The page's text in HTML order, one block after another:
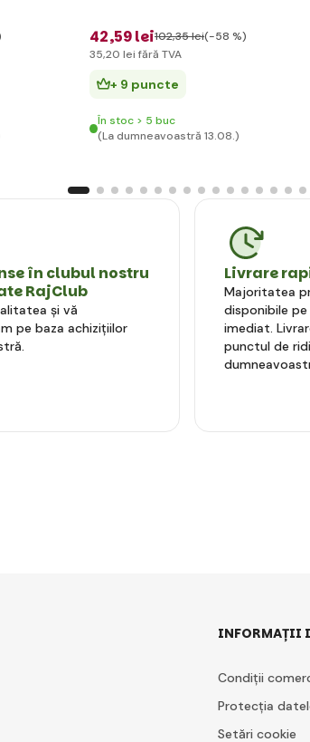
42,59 lei102,35 lei(-58 %)
35,20 lei fără TVA
+ 9 puncte
În stoc > 5 buc
(La dumneavoastră 13.08.)
în clubul nostru
RajClub
și vă
pe baza achizițiilor
Livrare
Majoritatea
disponibile
imediat.
punctul de
INFORMAȚII
Condiții
Protecția
Setări cookie